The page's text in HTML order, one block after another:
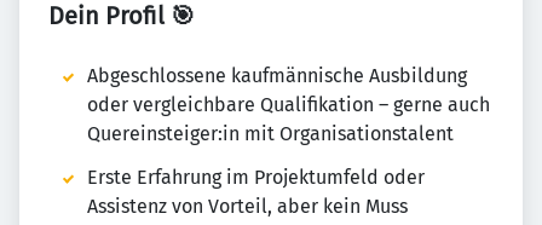
Dein Profil🎯
Abgeschlossene kaufmännische Ausbildung
oder vergleichbare Qualifikation – gerne auch
Quereinsteiger:in mit Organisationstalent
Erste Erfahrung im Projektumfeld oder
Assistenz von Vorteil, aber kein Muss